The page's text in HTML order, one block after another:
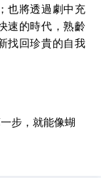
也將透過劇中充
速的時代，熟齡
找回珍貴的自我
步，就能像蝴